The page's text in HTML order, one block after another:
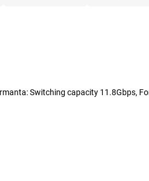
Switching capacity 11.8Gbps,